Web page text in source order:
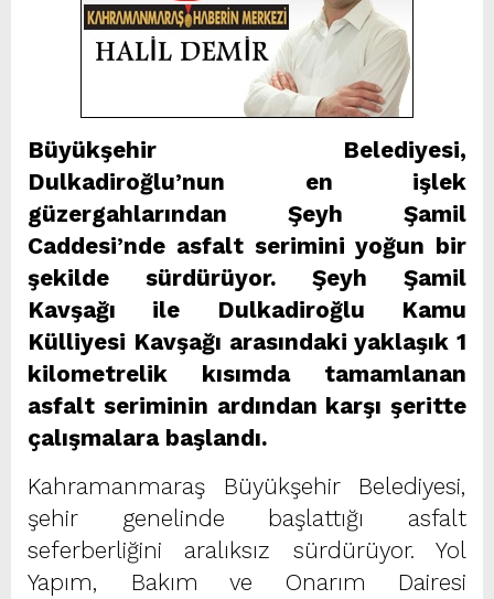
Büyükşehir Belediyesi,
Dulkadiroğlu’nun en işlek
güzergahlarından Şeyh Şamil
Caddesi’nde asfalt serimini yoğun bir
şekilde sürdürüyor. Şeyh Şamil
Kavşağı ile Dulkadiroğlu Kamu
Külliyesi Kavşağı arasındaki yaklaşık 1
kilometrelik kısımda tamamlanan
asfalt seriminin ardından karşı şeritte
çalışmalara başlandı.
Kahramanmaraş Büyükşehir Belediyesi,
şehir genelinde başlattığı asfalt
seferberliğini aralıksız sürdürüyor. Yol
Yapım, Bakım ve Onarım Dairesi